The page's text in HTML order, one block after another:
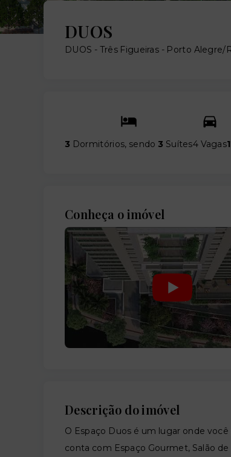
DUOS
DUOS - Três Figueiras - Porto Alegre/
3 Dormitórios, sendo 3 Suítes4 Vagas
Conheça o imóvel
Descrição do imóvel
O Espaço Duos é um lugar onde
conta com Espaço Gourmet, Salão